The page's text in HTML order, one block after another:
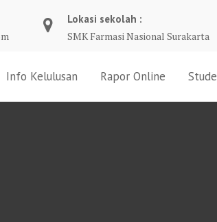
Lokasi sekolah :
SMK Farmasi Nasional Surakarta
Info Kelulusan Rapor Online